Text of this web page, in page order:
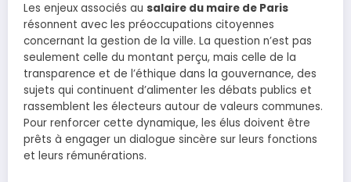
Les enjeux associés au salaire du maire de Paris
résonnent avec les préoccupations citoyennes
concernant la gestion de la ville. La question n’est pas
seulement celle du montant perçu, mais celle de la
transparence et de l’éthique dans la gouvernance, des
sujets qui continuent d’alimenter les débats publics et
rassemblent les électeurs autour de valeurs communes.
Pour renforcer cette dynamique, les élus doivent être
prêts à engager un dialogue sincère sur leurs fonctions
et leurs rémunérations.